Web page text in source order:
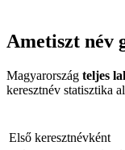
Ametiszt név
Magyarország teljes
keresztnév statisztika
Első keresztnévként